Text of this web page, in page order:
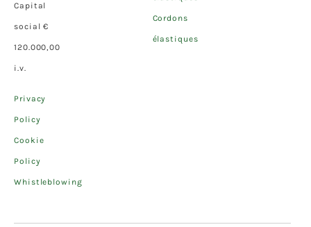
Capital
social €
120.000,00
i.v.
Privacy
Policy
Cookie
Policy
Whistleblowing
Cordons
élastiques